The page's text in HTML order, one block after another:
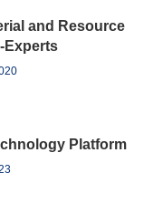
and Resource
Experts
Platform